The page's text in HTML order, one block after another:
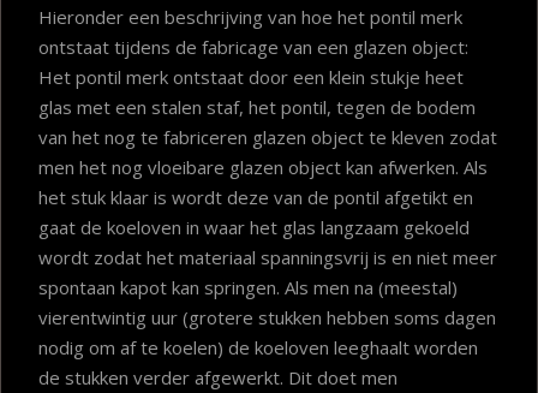
Hieronder een beschrijving van hoe het pontil merk
ontstaat tijdens de fabricage van een glazen object:
Het pontil merk ontstaat door een klein stukje heet
glas met een stalen staf, het pontil, tegen de bodem
van het nog te fabriceren glazen object te kleven zodat
men het nog vloeibare glazen object kan afwerken. Als
het stuk klaar is wordt deze van de pontil afgetikt en
gaat de koeloven in waar het glas langzaam gekoeld
wordt zodat het materiaal spanningsvrij is en niet meer
spontaan kapot kan springen. Als men na (meestal)
vierentwintig uur (grotere stukken hebben soms dagen
nodig om af te koelen) de koeloven leeghaalt worden
de stukken verder afgewerkt. Dit doet men